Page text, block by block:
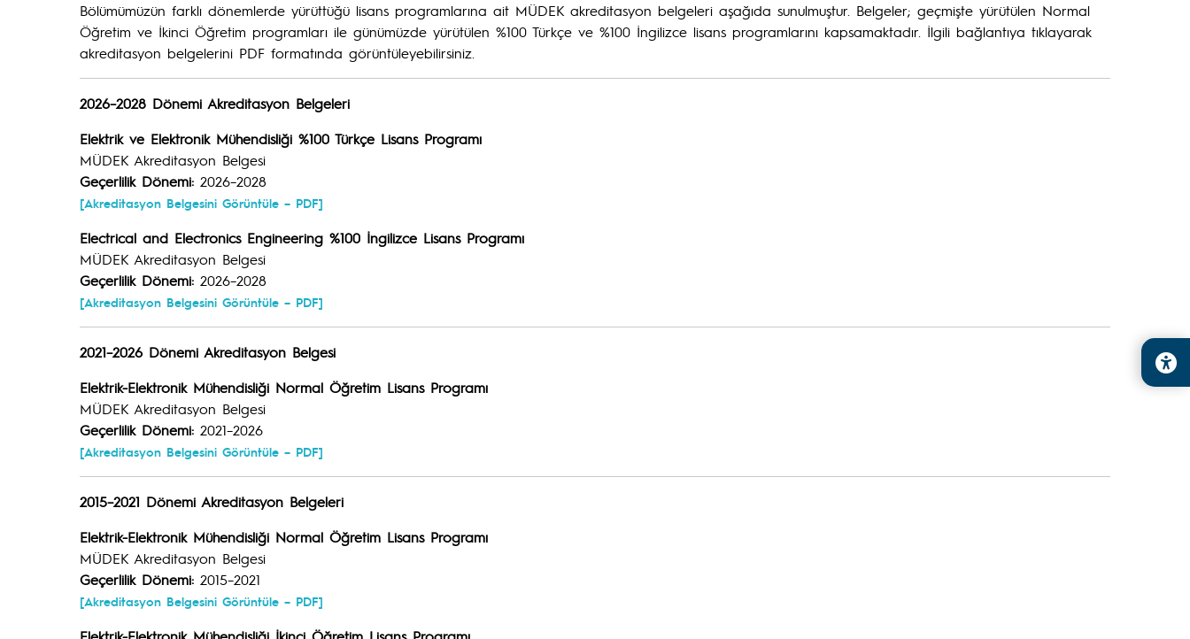
Bölümümüzün farklı dönemlerde yürüttüğü lisans programlarına ait MÜDEK akreditasyon belgeleri aşağıda sunulmuştur. Belgeler; geçmişte yürütülen Normal
Öğretim ve İkinci Öğretim programları ile günümüzde yürütülen %100 Türkçe ve %100 İngilizce lisans programlarını kapsamaktadır. İlgili bağlantıya tıklayarak
akreditasyon belgelerini PDF formatında görüntüleyebilirsiniz.
2026–2028 Dönemi Akreditasyon Belgeleri
Elektrik ve Elektronik Mühendisliği %100 Türkçe Lisans Programı
MÜDEK Akreditasyon Belgesi
Geçerlilik Dönemi: 2026–2028
[Akreditasyon Belgesini Görüntüle – PDF]
Electrical and Electronics Engineering %100 İngilizce Lisans Programı
MÜDEK Akreditasyon Belgesi
Geçerlilik Dönemi: 2026–2028
[Akreditasyon Belgesini Görüntüle – PDF]
2021–2026 Dönemi Akreditasyon Belgesi
Elektrik-Elektronik Mühendisliği Normal Öğretim Lisans Programı
MÜDEK Akreditasyon Belgesi
Geçerlilik Dönemi: 2021–2026
[Akreditasyon Belgesini Görüntüle – PDF]
2015–2021 Dönemi Akreditasyon Belgeleri
Elektrik-Elektronik Mühendisliği Normal Öğretim Lisans Programı
MÜDEK Akreditasyon Belgesi
Geçerlilik Dönemi: 2015–2021
[Akreditasyon Belgesini Görüntüle – PDF]